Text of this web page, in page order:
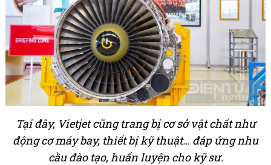
Tại đây, Vietjet cũng trang bị cơ sở vật chất như
động cơ máy bay, thiết bị kỹ thuật… đáp ứng nhu
cầu đào tạo, huấn luyện cho kỹ sư.